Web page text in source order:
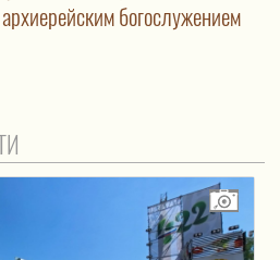
богослужением